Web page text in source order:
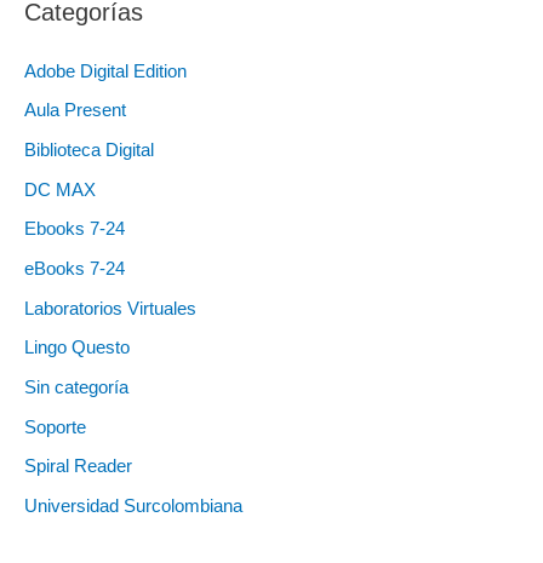
Categorías
Adobe Digital Edition
Aula Present
Biblioteca Digital
DC MAX
Ebooks 7-24
eBooks 7-24
Laboratorios Virtuales
Lingo Questo
Sin categoría
Soporte
Spiral Reader
Universidad Surcolombiana